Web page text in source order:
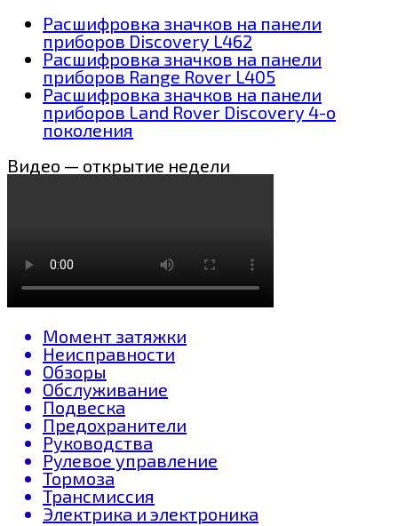
Расшифровка значков на панели
приборов Discovery L462
Расшифровка значков на панели
приборов Range Rover L405
Расшифровка значков на панели
приборов Land Rover Discovery 4-о
поколения
Видео — открытие недели
Момент затяжки
Неисправности
Обзоры
Обслуживание
Подвеска
Предохранители
Руководства
Рулевое управление
Тормоза
Трансмиссия
Электрика и электроника